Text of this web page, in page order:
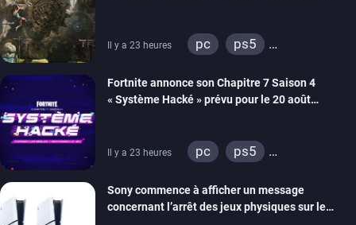
Il y a 23 heures pc
ps5
Fortnite annonce son Chapitre 7 Saison 4
« Système Hacké » prévu pour le 20 août
Il y a 23 heures pc
ps5
ios
android
xbox one
switch 2
Sony commence à afficher un message
concernant l’arrêt des jeux physiques sur le